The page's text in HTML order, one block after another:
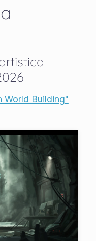
World Building"